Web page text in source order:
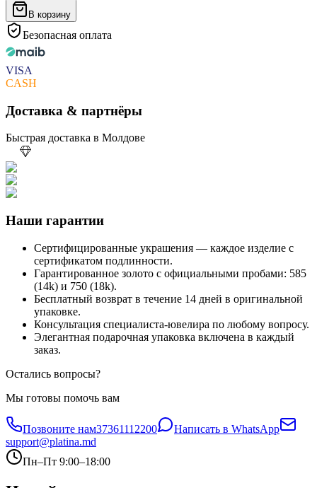
В корзину
Безопасная оплата
VISA
CASH
Доставка & партнёры
Быстрая доставка в Молдове
Наши гарантии
Сертифицированные украшения — каждое изделие с
сертификатом подлинности.
Гарантированное золото с официальными пробами: 585
(14k) и 750 (18k).
Бесплатный возврат в течение 14 дней в оригинальной
упаковке.
Консультация специалиста-ювелира по любому вопросу.
Элегантная подарочная упаковка включена в каждый
заказ.
Остались вопросы?
Мы готовы помочь вам
Позвоните нам37361112200
Написать в WhatsApp
support@platina.md
Пн–Пт 9:00–18:00